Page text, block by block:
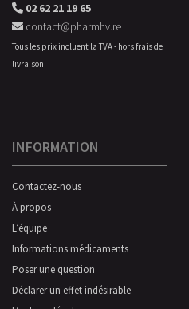
02 62 21 19 65
contact@pharmhv.re
Tous les prix incluent la TVA - hors frais de
livraison.
INFORMATION
Contactez-nous
À propos
L’équipe
Informations médicaments
Poser une question
Déclarer un effet indésirable